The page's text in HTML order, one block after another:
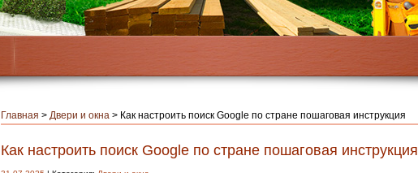
Главная > Двери и окна > Как настроить поиск Google по стране пошаговая инструкция
Как настроить поиск Google по стране пошаговая инструкция